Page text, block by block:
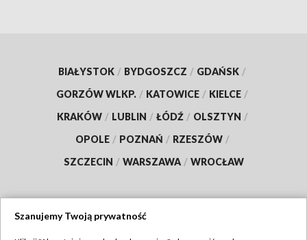
BIAŁYSTOK / BYDGOSZCZ / GDAŃSK /
GORZÓW WLKP. / KATOWICE / KIELCE /
KRAKÓW / LUBLIN / ŁÓDŹ / OLSZTYN /
OPOLE / POZNAŃ / RZESZÓW /
SZCZECIN / WARSZAWA / WROCŁAW
Szanujemy Twoją prywatność